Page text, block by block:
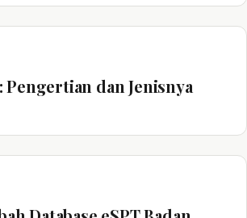
Pengertian dan Jenisnya